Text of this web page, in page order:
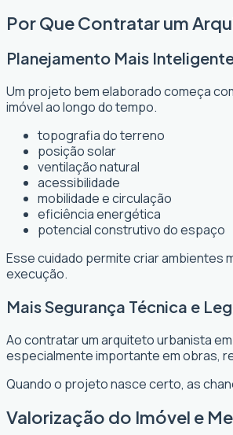
Por Que Contratar um
Planejamento Mais
Um projeto bem elaborado começa
imóvel ao longo do tempo.
topografia do terreno
posição solar
ventilação natural
acessibilidade
mobilidade e circulação
eficiência energética
potencial construtivo do espaço
Esse cuidado permite criar ambientes
execução.
Mais Segurança Técnica e
Ao contratar um arquiteto urbanista
especialmente importante em obras,
Quando o projeto nasce certo, as
Valorização do Imóvel e